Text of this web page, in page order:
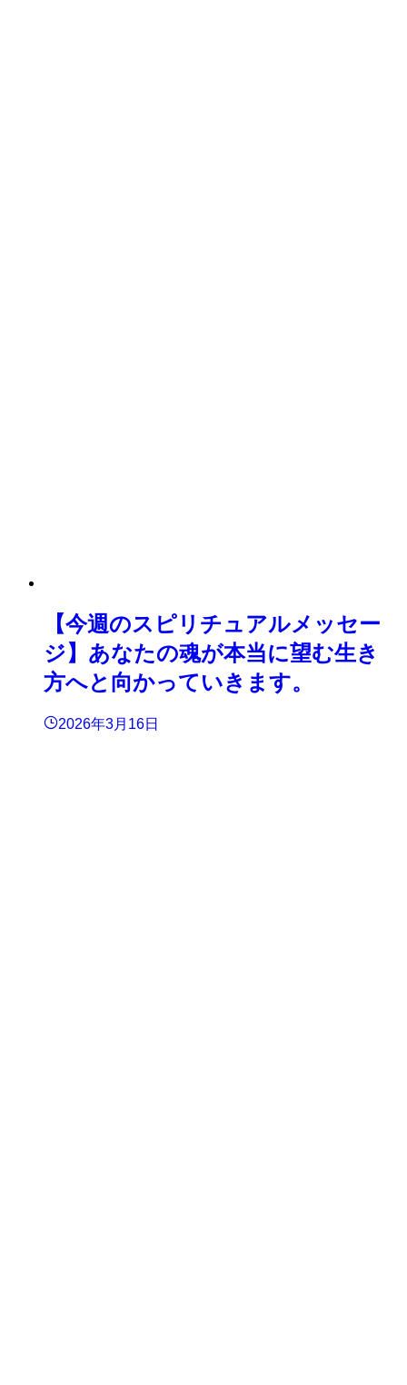
【今週のスピリチュアルメッセー
ジ】あなたの魂が本当に望む生き
方へと向かっていきます。
2026年3月16日